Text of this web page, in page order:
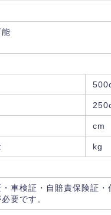
cm
kg
車検証・自賠責保険証
要です。